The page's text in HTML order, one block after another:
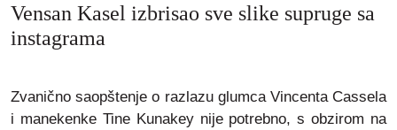
Vensan Kasel izbrisao sve slike supruge sa
instagrama
Zvanično saopštenje o razlazu glumca Vincenta Cassela
i manekenke Tine Kunakey nije potrebno, s obzirom na